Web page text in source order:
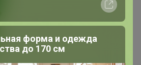
форма и одежда
до 170 см